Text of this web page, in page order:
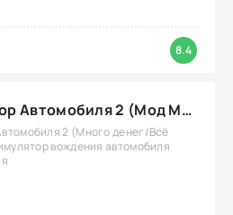
8.4
Симулятор Автомобиля 2 (Мод Много денег/Всё открыто)
2 (Много денег/Всё
вождения автомобиля